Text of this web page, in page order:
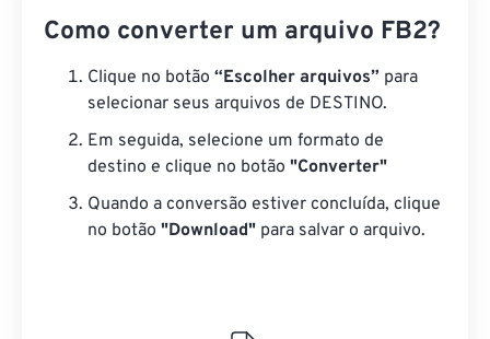
Como converter um arquivo FB2?
Clique no botão “Escolher arquivos” para
selecionar seus arquivos de DESTINO.
Em seguida, selecione um formato de
destino e clique no botão "Converter"
Quando a conversão estiver concluída, clique
no botão "Download" para salvar o arquivo.